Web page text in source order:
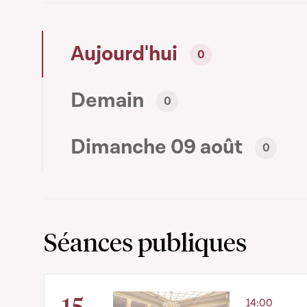
Aujourd'hui 0
Demain 0
Dimanche 09 août 0
Séances publiques
14:00